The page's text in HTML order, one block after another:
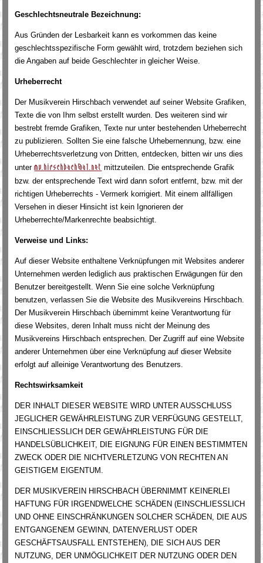
Geschlechtsneutrale Bezeichnung:
Aus Gründen der Lesbarkeit kann es vorkommen das keine
geschlechtsspezifische Form gewählt wird, trotzdem beziehen sich
die Angaben auf beide Geschlechter in gleicher Weise.
Urheberrecht
Der Musikverein Hirschbach verwendet auf seiner Website Grafiken,
Texte die von Ihm selbst erstellt wurden. Des weiteren sind wir
bestrebt fremde Grafiken, Texte nur unter bestehenden Urheberrecht
zu publizieren. Sollten Sie eine falsche Urhebernennung, bzw. eine
Urheberrechtsverletzung von Dritten, entdecken, bitten wir uns dies
untermv.hirschbach@a1.net mittzuteilen. Die entsprechende Grafik
bzw. der entsprechende Text wird dann sofort entfernt, bzw. mit der
richtigen Urheberrechts - Vermerk korrigiert. Mit einem allfälligen
Versehen in dieser Hinsicht ist kein Ignorieren der
Urheberrechte/Markenrechte beabsichtigt.
Verweise und Links:
Auf dieser Website enthaltene Verknüpfungen mit Websites anderer
Unternehmen werden lediglich aus praktischen Erwägungen für den
Benutzer bereitgestellt. Wenn Sie eine solche Verknüpfung
benutzen, verlassen Sie die Website des Musikvereins Hirschbach.
Der Musikverein Hirschbach übernimmt keine Verantwortung für
diese Websites, deren Inhalt muss nicht der Meinung des
Musikvereins Hirschbach entsprechen. Der Zugriff auf eine Website
anderer Unternehmen über eine Verknüpfung auf dieser Website
erfolgt auf alleinige Verantwortung des Benutzers.
Rechtswirksamkeit
DER INHALT DIESER WEBSITE WIRD UNTER AUSSCHLUSS
JEGLICHER GEWÄHRLEISTUNG ZUR VERFÜGUNG GESTELLT,
EINSCHLIESSLICH DER GEWÄHRLEISTUNG FÜR DIE
HANDELSÜBLICHKEIT, DIE EIGNUNG FÜR EINEN BESTIMMTEN
ZWECK ODER DIE NICHTVERLETZUNG VON RECHTEN AN
GEISTIGEM EIGENTUM.
DER MUSIKVEREIN HIRSCHBACH ÜBERNIMMT KEINERLEI
HAFTUNG FÜR IRGENDWELCHE SCHÄDEN (EINSCHLIESSLICH
UND OHNE EINSCHRÄNKUNGEN SOLCHER SCHÄDEN, DIE AUS
ENTGANGENEM GEWINN, DATENVERLUST ODER
GESCHÄFTSAUSFALL ENTSTEHEN), DIE SICH AUS DER
NUTZUNG, DER UNMÖGLICHKEIT DER NUTZUNG ODER DEN